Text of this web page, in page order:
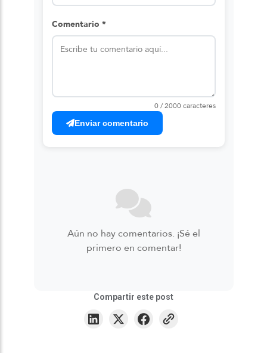
Comentario *
0 / 2000 caracteres
Enviar comentario
Aún no hay comentarios. ¡Sé el
primero en comentar!
Compartir este post